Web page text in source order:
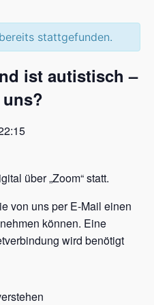
stattgefunden.
ist autistisch –
über „Zoom“ statt.
von uns per E-Mail einen
können. Eine
wird benötigt